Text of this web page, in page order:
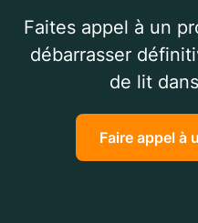
Faites appel à un
débarrasser
de lit
Faire appel à